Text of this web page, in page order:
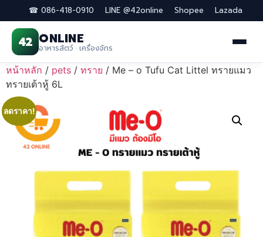
☎ 086-418-0910 LINE @42online Shopee Lazada
42 ONLINE
อาหารสัตว์ · เครื่องจักร
Skip
to
content
หน้าหลัก / pets / ทราย / Me – o Tufu Cat Littel ทรายแมว
ทรายเต้าหู้ 6L
ลดราคา!